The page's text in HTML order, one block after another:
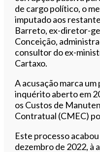
de cargo político, o
imputado aos
Barreto, ex-diretor-
Conceição,
consultor do ex-
Cartaxo.
A acusação marca
inquérito aberto em
os Custos de
Contratual (CMEC)
Este processo
dezembro de 2022, à